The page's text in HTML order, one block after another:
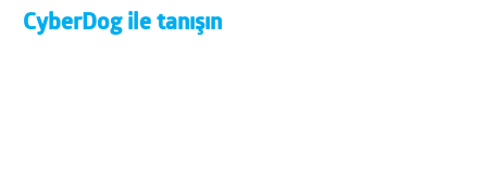
CyberDog ile tanışın